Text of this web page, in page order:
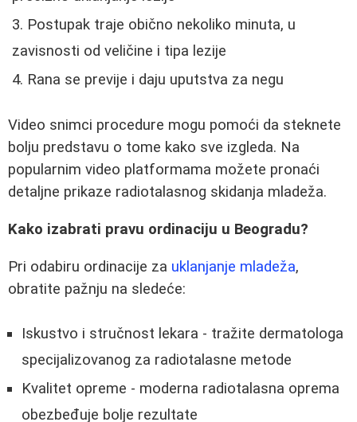
Postupak traje obično nekoliko minuta, u
zavisnosti od veličine i tipa lezije
Rana se previje i daju uputstva za negu
Video snimci procedure mogu pomoći da steknete
bolju predstavu o tome kako sve izgleda. Na
popularnim video platformama možete pronaći
detaljne prikaze radiotalasnog skidanja mladeža.
Kako izabrati pravu ordinaciju u Beogradu?
Pri odabiru ordinacije za uklanjanje mladeža,
obratite pažnju na sledeće:
Iskustvo i stručnost lekara - tražite dermatologa
specijalizovanog za radiotalasne metode
Kvalitet opreme - moderna radiotalasna oprema
obezbeđuje bolje rezultate